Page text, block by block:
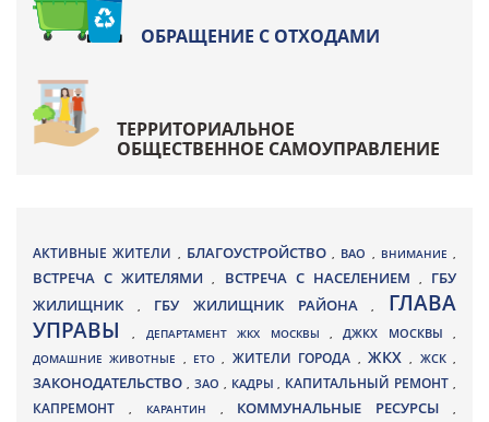
ОБРАЩЕНИЕ С ОТХОДАМИ
ТЕРРИТОРИАЛЬНОЕ
ОБЩЕСТВЕННОЕ САМОУПРАВЛЕНИЕ
АКТИВНЫЕ ЖИТЕЛИ , БЛАГОУСТРОЙСТВО , ВАО , ВНИМАНИЕ ,
ВСТРЕЧА С ЖИТЕЛЯМИ, ВСТРЕЧА С НАСЕЛЕНИЕМ , ГБУ
ЖИЛИЩНИК
, ГБУ ЖИЛИЩНИК РАЙОНА, ГЛАВА
УПРАВЫ, ДЕПАРТАМЕНТ ЖКХ МОСКВЫ ,ДЖКХ МОСКВЫ ,
ДОМАШНИЕ ЖИВОТНЫЕ , ЕТО, ЖИТЕЛИ ГОРОДА , ЖКХ, ЖСК,
ЗАКОНОДАТЕЛЬСТВО , ЗАО , КАДРЫ, КАПИТАЛЬНЫЙ РЕМОНТ ,
КАПРЕМОНТ , КАРАНТИН , КОММУНАЛЬНЫЕ РЕСУРСЫ,